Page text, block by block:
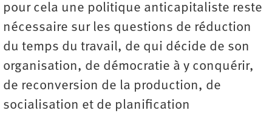
pour cela une politique anticapitaliste reste
nécessaire sur les questions de réduction
du temps du travail, de qui décide de son
organisation, de démocratie à y conquérir,
de reconversion de la production, de
socialisation et de planification